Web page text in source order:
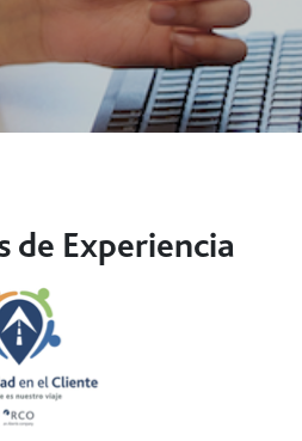
de Experiencia